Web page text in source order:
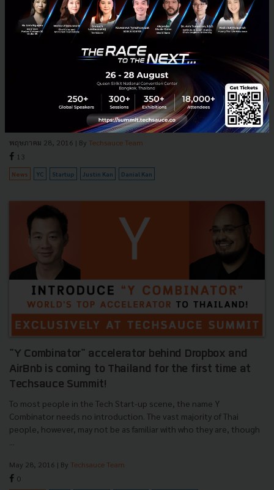
รู้จักกับ "Y Combinator" Accelerator ระดับโลก ผู้ปั้น
Dropbox และ AirBnb ซึ่งกำลังยกทีมบินตรงสู่ไทย และภูมิภาคนี้
ถ้าเอ่ยถึงชื่อ Y Combinator คนในวงการ Tech startup คงจะตื่นเต้นไม่
น้อย แต่คนไทยส่วนใหญ่อาจจะยังไม่เคยได้ยินมาก่อน ว่าพวกเขาเป็นใคร
กัน? ทีนี้ลองมาเปลี่ยนชื่อใหม่ Dropbox, Airbnb ชื่...
พฤษภาคม 28, 2016 | By Techsauce Team
13
News YC Startup Justin Kan Danial Kan
"Y Combinator" accelerator behind Dropbox and
AirBnb is coming to Thailand for the first time at
Techsauce Summit!
To most people in the Tech Start-up scene, the name Y
Combinator needs no introduction. The vast majority of Thai
people, however, may not be as familiar with who they are, though
May 28, 2016 | By Techsauce Team
0